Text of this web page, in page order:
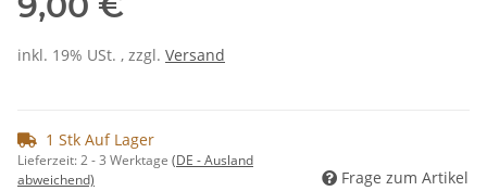
inkl. 19% USt. , zzgl. Versand
1 Stk Auf Lager
Lieferzeit:2 - 3 Werktage (DE - Ausland
abweichend)
Frage zum Artikel